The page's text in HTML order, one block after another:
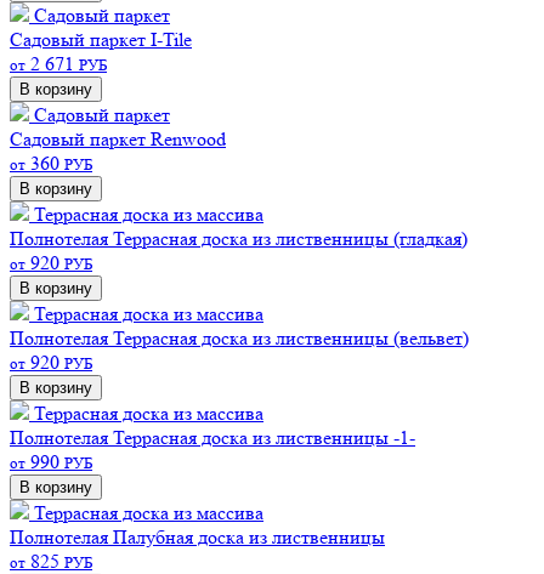
Садовый паркет
Садовый паркет I-Tile
от 2 671 РУБ
В корзину
Садовый паркет
Садовый паркет Renwood
от 360 РУБ
В корзину
Террасная доска из массива
Полнотелая Террасная доска из лиственницы (гладкая)
от 920 РУБ
В корзину
Террасная доска из массива
Полнотелая Террасная доска из лиственницы (вельвет)
от 920 РУБ
В корзину
Террасная доска из массива
Полнотелая Террасная доска из лиственницы -1-
от 990 РУБ
В корзину
Террасная доска из массива
Полнотелая Палубная доска из лиственницы
от 825 РУБ